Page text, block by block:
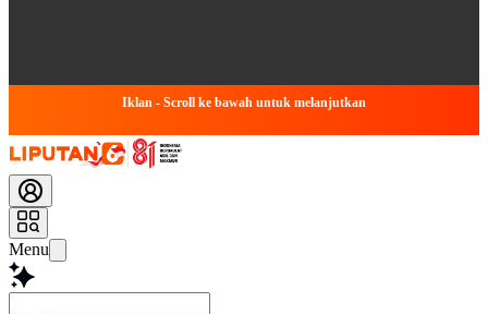
Iklan - Scroll ke bawah untuk melanjutkan
Menu